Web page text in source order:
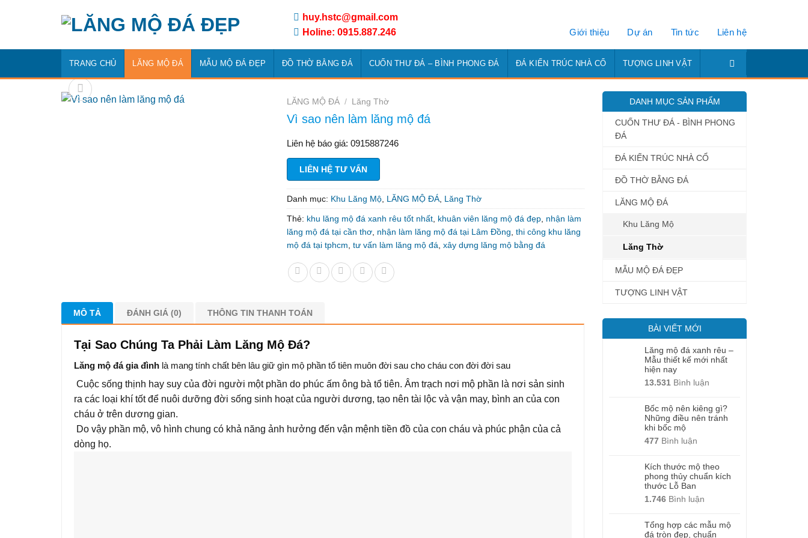
dung
huy.hstc@gmail.com
Holine: 0915.887.246
Giới thiệu Dự án Tin tức Liên hệ
TRANG CHỦ LĂNG MỘ ĐÁ MẪU MỘ ĐÁ ĐẸP ĐỒ THỜ BẰNG ĐÁ CUỐN THƯ ĐÁ – BÌNH PHONG ĐÁ ĐÁ KIẾN TRÚC NHÀ CỔ TƯỢNG LINH VẬT
DANH MỤC SẢN PHẨM
CUỐN THƯ ĐÁ - BÌNH PHONG
ĐÁ
ĐÁ KIẾN TRÚC NHÀ CỔ
ĐỒ THỜ BẰNG ĐÁ
LĂNG MỘ ĐÁ
Khu Lăng Mộ
Lăng Thờ
MẪU MỘ ĐÁ ĐẸP
TƯỢNG LINH VẬT
BÀI VIẾT MỚI
Lăng mộ đá xanh rêu –
Mẫu thiết kế mới nhất
hiện nay
13.531 Bình luận
Bốc mộ nên kiêng gì?
Những điều nên tránh
khi bốc mộ
477 Bình luận
Kích thước mộ theo
phong thủy chuẩn kích
thước Lỗ Ban
1.746 Bình luận
Tổng hợp các mẫu mộ
đá tròn đẹp, chuẩn
LĂNG MỘ ĐÁ / Lăng Thờ
Vì sao nên làm lăng mộ đá
Liên hệ báo giá: 0915887246
LIÊN HỆ TƯ VẤN
Danh mục: Khu Lăng Mộ LĂNG MỘ ĐÁ Lăng Thờ
Thẻ: khu lăng mộ đá xanh rêu tốt nhất khuân viên lăng mộ đá đẹp nhận làm
lăng mộ đá tại cần thơ nhận làm lăng mộ đá tại Lâm Đồng thi công khu lăng
mộ đá tại tphcm tư vấn làm lăng mộ đá xây dựng lăng mộ bằng đá
MÔ TẢ ĐÁNH GIÁ (0) THÔNG TIN THANH TOÁN
Tại Sao Chúng Ta Phải Làm Lăng Mộ Đá?
Lăng mộ đá gia đình là mang tính chất bên lâu giữ gìn mộ phần tổ tiên muôn đời sau cho cháu con đời đời sau
Cuộc sống thịnh hay suy của đời người một phần do phúc ấm ông bà tổ tiên. Âm trạch nơi mộ phần là nơi sản sinh
ra các loại khí tốt để nuôi dưỡng đời sống sinh hoạt của người dương, tạo nên tài lộc và vận may, bình an của con
cháu ở trên dương gian.
Do vậy phần mộ, vô hình chung có khả năng ảnh hưởng đến vận mệnh tiền đồ của con cháu và phúc phận của cả
dòng họ.